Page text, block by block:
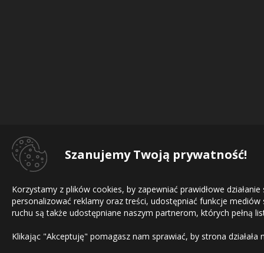
Szanujemy Twoją prywatność!
Korzystamy z plików cookies, by zapewniać prawidłowe
personalizować reklamy oraz treści, udostępniać funkcje
ruchu są także udostępniane naszym partnerom, których pełną
Klikając "Akceptuję" pomagasz nam sprawiać, by strona działała